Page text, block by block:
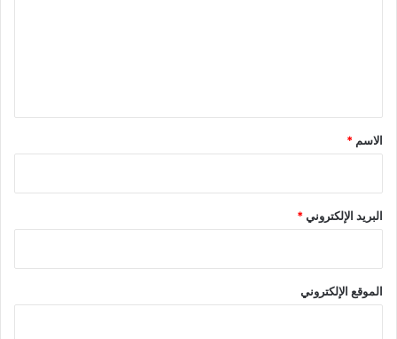
*
الاسم *
البريد الإلكتروني*
الموقع الإلكتروني